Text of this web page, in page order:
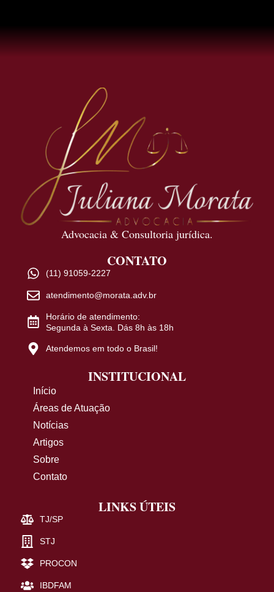
Advocacia & Consultoria jurídica.
CONTATO
(11) 91059-2227
atendimento@morata.adv.br
Horário de atendimento:
Segunda à Sexta. Dás 8h às 18h
Atendemos em todo o Brasil!
INSTITUCIONAL
Início
Áreas de Atuação
Notícias
Artigos
Sobre
Contato
LINKS ÚTEIS
TJ/SP
STJ
PROCON
IBDFAM